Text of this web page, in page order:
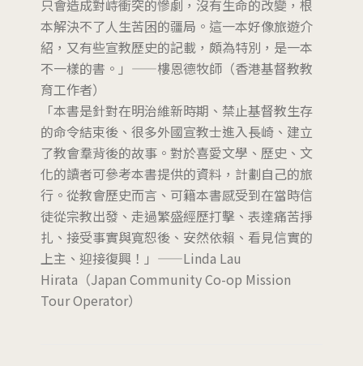
只會造成對峙衝突的慘劇，沒有生命的改變，根
本解決不了人生苦困的疆局。這一本好像旅遊介
紹，又有些宣教歷史的記載，頗為特別，是一本
不一樣的書。」——樓恩德牧師（香港基督教教
育工作者）
「本書是針對在明治維新時期、禁止基督教生存
的命令結束後、很多外國宣教士進入長崎、建立
了教會羣背後的故事。對於喜愛文學、歷史、文
化的讀者可參考本書提供的資料，計劃自己的旅
行。從教會歷史而言、可籍本書感受到在當時信
徒從宗教出發、走過繁盛經歷打擊、表達痛苦掙
扎、接受事實與寬恕後、安然依賴、看見信實的
上主、迎接復興！」——Linda Lau
Hirata（Japan Community Co-op Mission
Tour Operator）